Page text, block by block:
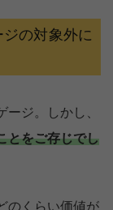
の対象外に
ージ。しかし、
とをご存じでし
のくらい価値が